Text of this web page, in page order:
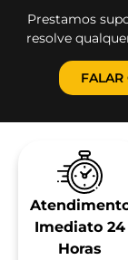
Prestamos
resolve
Imediato 24
Horas